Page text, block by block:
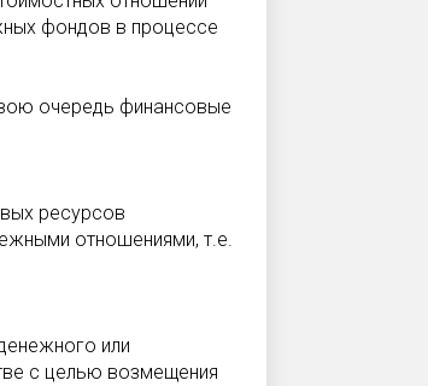
фондов в процессе
очередь финансовые
ресурсов
отношениями, т.е.
или
с целью возмещения